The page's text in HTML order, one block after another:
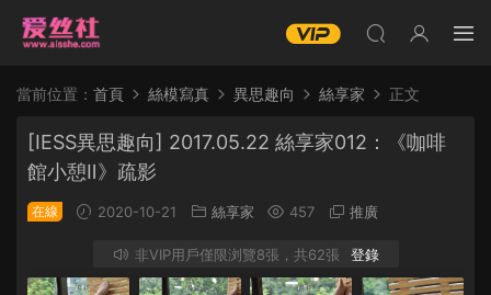
當前位置： 首頁 絲模寫真 異思趣向 絲享家 正文
[IESS異思趣向] 2017.05.22 絲享家012：《咖啡
館小憩Ⅱ》疏影
在線 2020-10-21 絲享家 457 推廣
非VIP用戶僅限浏覽8張，共62張 登錄